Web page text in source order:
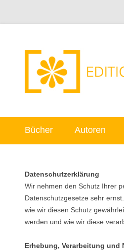
Bücher Autoren
Datenschutzerklärung
Wir nehmen den Schutz Ihrer
Datenschutzgesetze sehr
wie wir diesen Schutz
werden und wie wir diese
Erhebung, Verarbeitung und